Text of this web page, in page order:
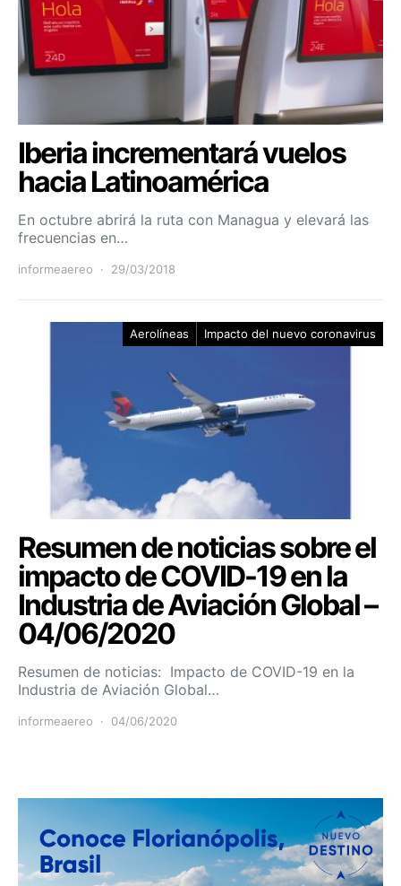
Iberia incrementará vuelos
hacia Latinoamérica
En octubre abrirá la ruta con Managua y elevará las
frecuencias en…
informeaereo 29/03/2018
Aerolíneas Impacto del nuevo coronavirus
Resumen de noticias sobre el
impacto de COVID-19 en la
Industria de Aviación Global –
04/06/2020
Resumen de noticias: Impacto de COVID-19 en la
Industria de Aviación Global…
informeaereo 04/06/2020